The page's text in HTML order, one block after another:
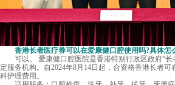
香港长者医疗券可以在爱康健口腔使用吗?具体怎
可以。 爱康健口腔医院是香港特别行政区政府“长
定服务机构。自2024年8月14日起，合资格香港长者
科护理费用。